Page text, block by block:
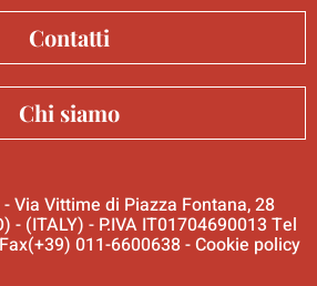
Contatti
Chi siamo
- Via Vittime di Piazza Fontana, 28
- (ITALY) - P.IVA IT01704690013 Tel
011-6600638 -Cookie policy